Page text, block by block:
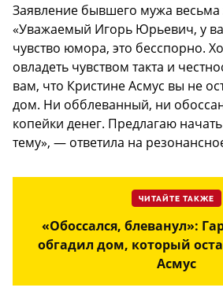
Заявление бывшего мужа весьма
«Уважаемый Игорь Юрьевич, у
чувство юмора, это бесспорно.
овладеть чувством такта и
вам, что Кристине Асмус вы не
дом. Ни обблеванный, ни
копейки денег. Предлагаю
тему», — ответила на
ЧИТАЙТЕ ТАКЖЕ
«Обоссался, блеванул»:
обгадил дом, который
Асмус